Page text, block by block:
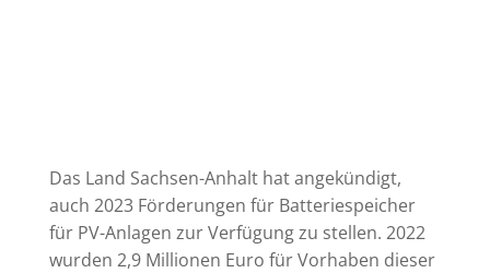
Das Land Sachsen-Anhalt hat angekündigt,
auch 2023 Förderungen für Batteriespeicher
für PV-Anlagen zur Verfügung zu stellen. 2022
wurden 2,9 Millionen Euro für Vorhaben dieser